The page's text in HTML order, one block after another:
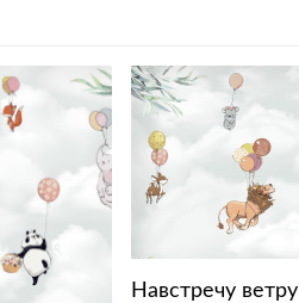
Навстречу ветру